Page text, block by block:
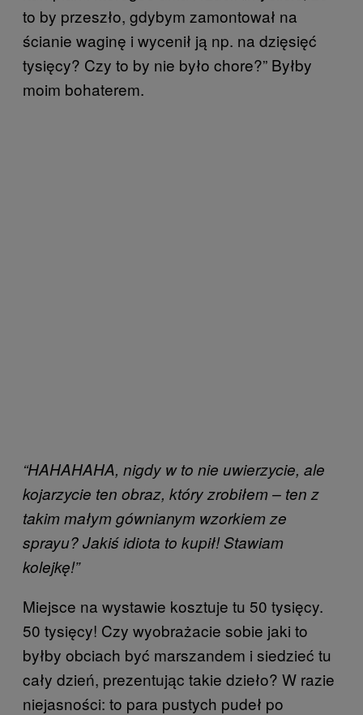
to by przeszło, gdybym zamontował na
ścianie waginę i wycenił ją np. na dzięsięć
tysięcy? Czy to by nie było chore?” Byłby
moim bohaterem.
“HAHAHAHA, nigdy w to nie uwierzycie, ale
kojarzycie ten obraz, który zrobiłem – ten z
takim małym gównianym wzorkiem ze
sprayu? Jakiś idiota to kupił! Stawiam
kolejkę!”
Miejsce na wystawie kosztuje tu 50 tysięcy.
50 tysięcy! Czy wyobrażacie sobie jaki to
byłby obciach być marszandem i siedzieć tu
cały dzień, prezentując takie dzieło? W razie
niejasności: to para pustych pudeł po